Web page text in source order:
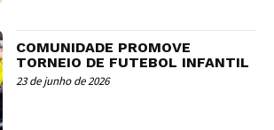
COMUNIDADE PROMOVE
TORNEIO DE FUTEBOL INFANTIL
23 de junho de 2026